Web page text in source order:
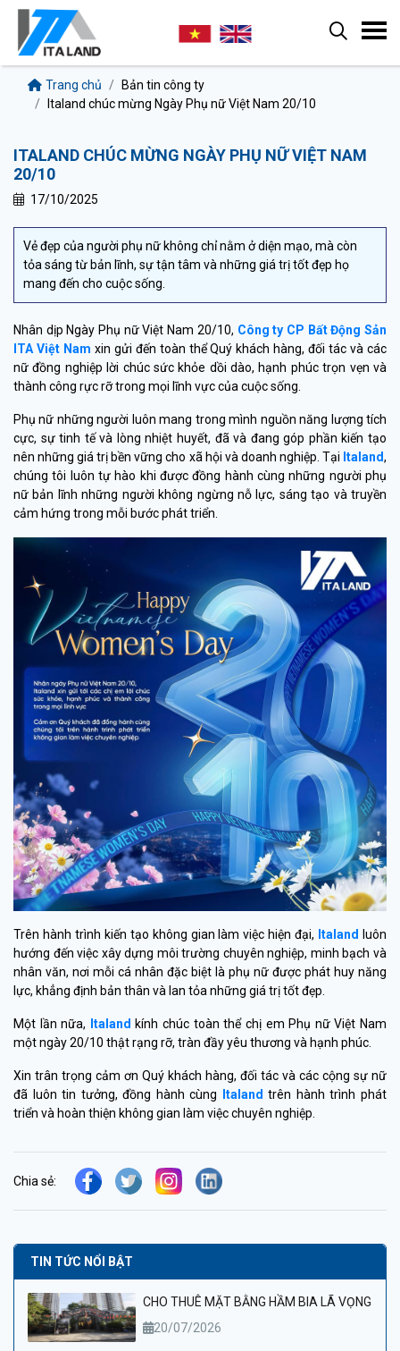
Trang chủ
Bản tin công ty
Italand chúc mừng Ngày Phụ nữ Việt Nam 20/10
ITALAND CHÚC MỪNG NGÀY PHỤ NỮ VIỆT NAM
20/10
17/10/2025
Vẻ đẹp của người phụ nữ không chỉ nằm ở diện mạo, mà còn
tỏa sáng từ bản lĩnh, sự tận tâm và những giá trị tốt đẹp họ
mang đến cho cuộc sống.
Nhân dịp Ngày Phụ nữ Việt Nam 20/10, Công ty CP Bất Động Sản
ITA Việt Nam xin gửi đến toàn thể Quý khách hàng, đối tác và các
nữ đồng nghiệp lời chúc sức khỏe dồi dào, hạnh phúc trọn vẹn và
thành công rực rỡ trong mọi lĩnh vực của cuộc sống.
Phụ nữ những người luôn mang trong mình nguồn năng lượng tích
cực, sự tinh tế và lòng nhiệt huyết, đã và đang góp phần kiến tạo
nên những giá trị bền vững cho xã hội và doanh nghiệp. Tại Italand,
chúng tôi luôn tự hào khi được đồng hành cùng những người phụ
nữ bản lĩnh những người không ngừng nỗ lực, sáng tạo và truyền
cảm hứng trong mỗi bước phát triển.
Trên hành trình kiến tạo không gian làm việc hiện đại, Italand
luôn
hướng đến việc xây dựng môi trường chuyên nghiệp, minh bạch và
nhân văn, nơi mỗi cá nhân đặc biệt là phụ nữ được phát huy năng
lực, khẳng định bản thân và lan tỏa những giá trị tốt đẹp.
Một lần nữa, Italand kính chúc toàn thể chị em Phụ nữ Việt Nam
một ngày 20/10 thật rạng rỡ, tràn đầy yêu thương và hạnh phúc.
Xin trân trọng cảm ơn Quý khách hàng, đối tác và các cộng sự nữ
đã luôn tin tưởng, đồng hành cùng
Italand trên hành trình phát
triển và hoàn thiện không gian làm việc chuyên nghiệp.
Chia sẻ:
TIN TỨC NỔI BẬT
CHO THUÊ MẶT BẰNG HẦM BIA LÃ VỌNG
20/07/2026